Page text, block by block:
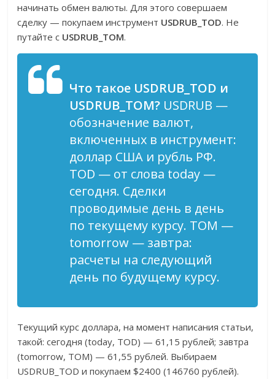
начинать обмен валюты. Для этого совершаем
сделку — покупаем инструмент USDRUB_TOD. Не
путайте с USDRUB_TOM.
Что такое USDRUB_TOD и
USDRUB_TOM? USDRUB —
обозначение валют,
включенных в инструмент:
доллар США и рубль РФ.
TOD — от слова today —
сегодня. Сделки
проводимые день в день
по текущему курсу. TOM —
tomorrow — завтра:
расчеты на следующий
день по будущему курсу.
Текущий курс доллара, на момент написания статьи,
такой: сегодня (today, TOD) — 61,15 рублей; завтра
(tomorrow, TOM) — 61,55 рублей. Выбираем
USDRUB_TOD и покупаем $2400 (146760 рублей).